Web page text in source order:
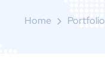
Home Portfolio